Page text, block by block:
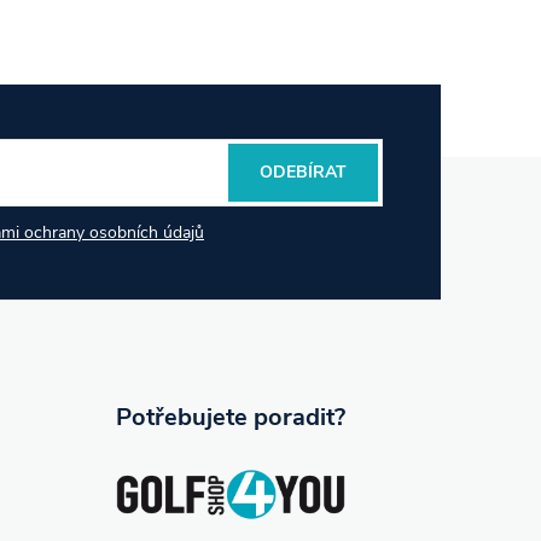
ochrany osobních údajů
ODEBÍRAT
Potřebujete poradit?